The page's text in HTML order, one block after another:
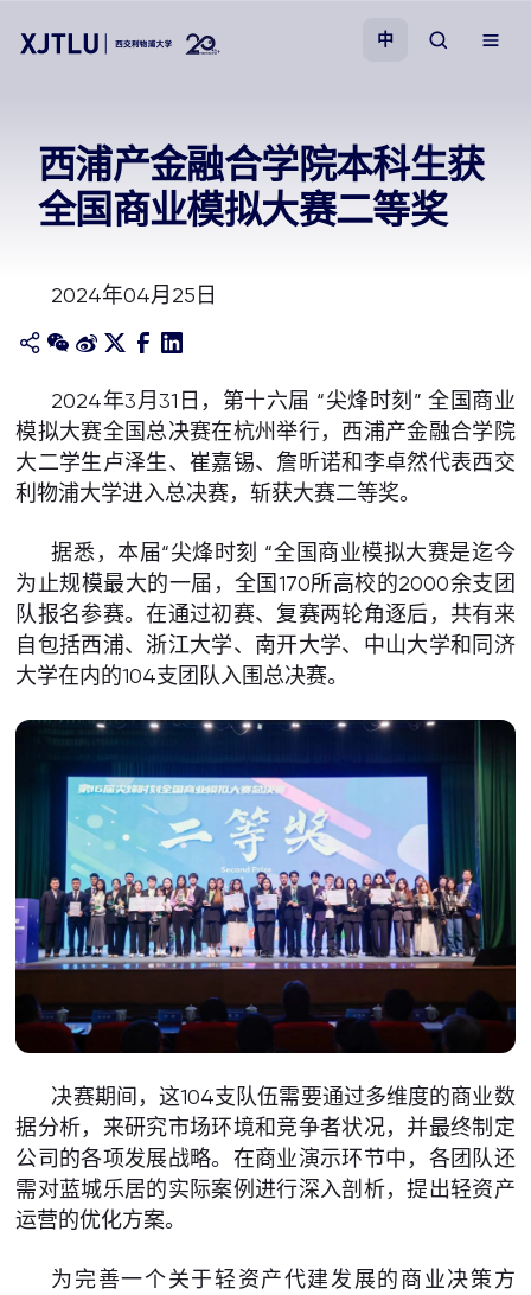
招生
学院
校园生活
关于我们
中
西浦产金融合学院本科生获
全国商业模拟大赛二等奖
2024年04月25日
2024年3月31日，第十六届 “尖烽时刻” 全国商业
模拟大赛全国总决赛在杭州举行，西浦产金融合学院
大二学生卢泽生、崔嘉锡、詹昕诺和李卓然代表西交
利物浦大学进入总决赛，斩获大赛二等奖。
据悉，本届“尖烽时刻 “全国商业模拟大赛是迄今
为止规模最大的一届，全国170所高校的2000余支团
队报名参赛。在通过初赛、复赛两轮角逐后，共有来
自包括西浦、浙江大学、南开大学、中山大学和同济
大学在内的104支团队入围总决赛。
决赛期间，这104支队伍需要通过多维度的商业数
据分析，来研究市场环境和竞争者状况，并最终制定
公司的各项发展战略。在商业演示环节中，各团队还
需对蓝城乐居的实际案例进行深入剖析，提出轻资产
运营的优化方案。
为完善一个关于轻资产代建发展的商业决策方